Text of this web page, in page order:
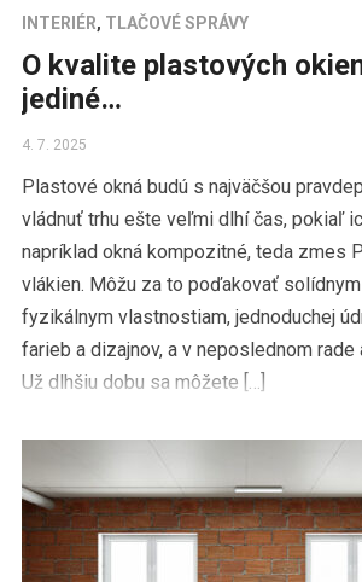
INTERIÉR, TLAČOVÉ SPRÁVY
O kvalite plastových
jediné…
4. 7. 2025
Plastové okná budú s najväčšou
vládnuť trhu ešte veľmi dlhí čas, pokiaľ
napríklad okná kompozitné, teda zmes
vlákien. Môžu za to poďakovať
fyzikálnym vlastnostiam, jednoduchej
farieb a dizajnov, a v neposlednom rade
Už dlhšiu dobu sa môžete […]